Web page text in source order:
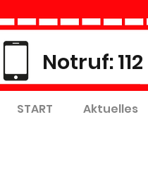
Notruf: 112
START Aktuelles